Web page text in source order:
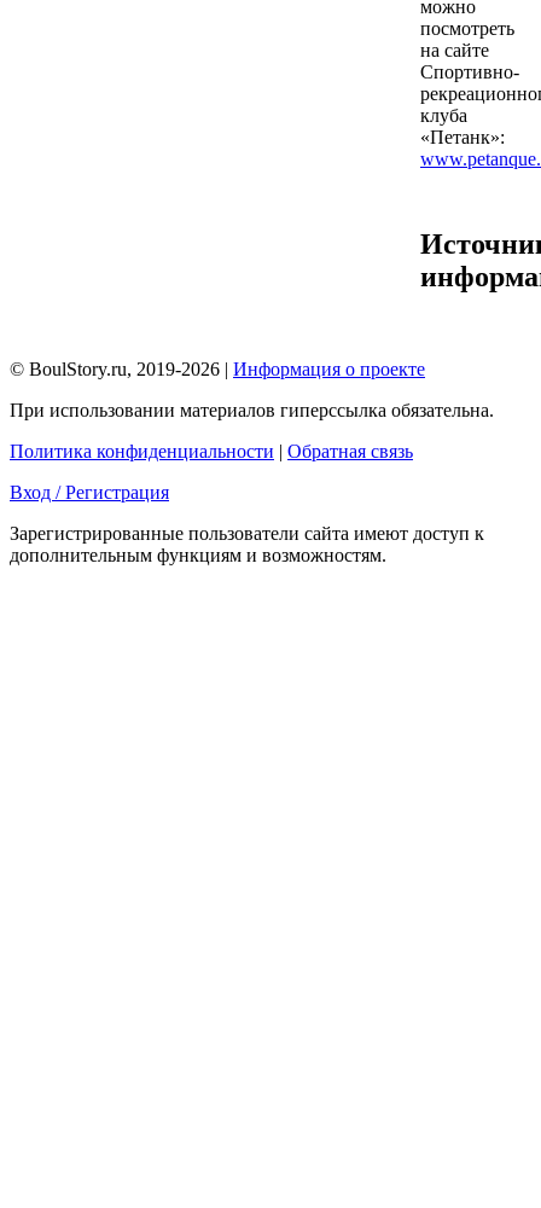
можно
посмотреть
на сайте
Спортивно-
клуба
«Петанк»:
© BoulStory.ru, 2019-2026 | Информация о проекте
При использовании материалов гиперссылка обязательна.
Политика конфиденциальности | Обратная связь
Вход / Регистрация
Зарегистрированные пользователи сайта имеют доступ к
дополнительным функциям и возможностям.